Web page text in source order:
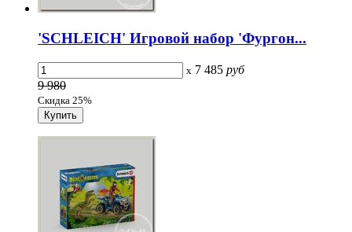
'SCHLEICH' Игровой набор 'Фургон...
x 7 485 руб
9 980
Скидка 25%